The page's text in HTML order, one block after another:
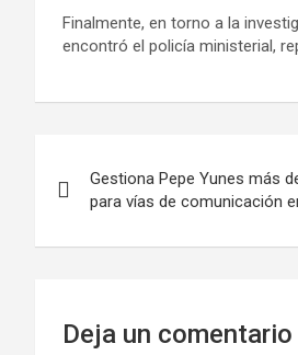
Finalmente, en torno a la
encontró el policía ministerial,
Gestiona Pepe Yunes más
para vías de comunicación
Deja un comentario